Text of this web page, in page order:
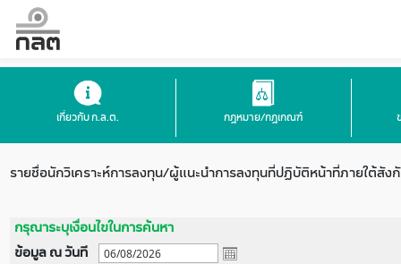
เกี่ยวกับ ก.ล.ต. กฎหมาย/กฎเกณฑ์
รายชื่อนักวิเคราะห์การลงทุน/ผู้แนะนำการลงทุนที่ปฏิบัติหน้าที่ภายใต้สัง
กรุณาระบุเงื่อนไขในการค้นหา
ข้อมูล ณ วันที